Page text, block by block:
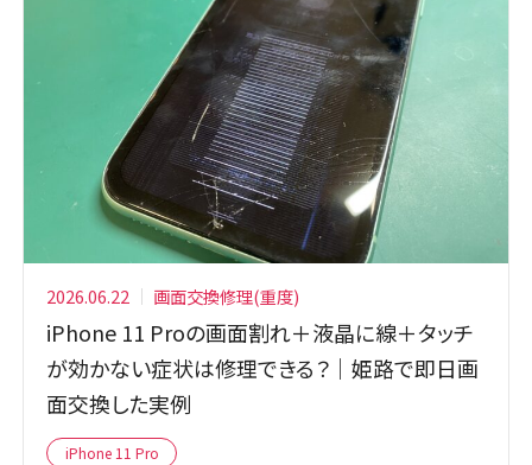
2026.06.22 画面交換修理(重度)
iPhone 11 Proの画面割れ＋液晶に線＋タッチ
が効かない症状は修理できる？｜姫路で即日画
面交換した実例
iPhone 11 Pro